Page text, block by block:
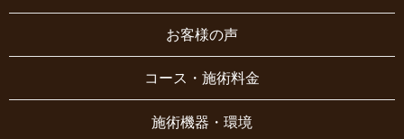
お客様の声
コース・施術料金
施術機器・環境